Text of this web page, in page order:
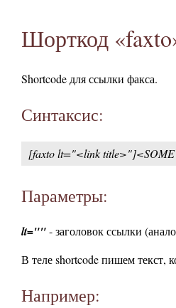
Шорткод
Shortcode для ссылки факса.
Синтаксис:
[faxto lt="<link
Параметры:
lt=""- заголовок ссылки
В теле shortcode пишем текст,
Например: